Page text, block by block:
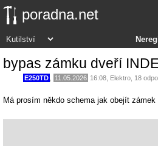
poradna.net
bypas zámku dveří
E250TD 11.05.2026 16:08 Elektro , 18
Má prosím někdo schema jak obejít zámek